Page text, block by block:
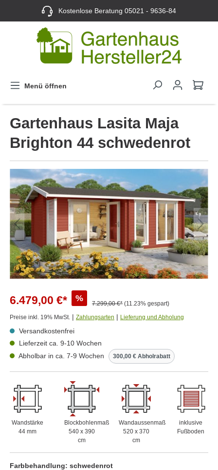
Kostenlose Beratung05021 - 9636-84
Menü öffnen
Gartenhaus Lasita Maja
Brighton 44 schwedenrot
6.479,00 €* %
7.299,00 €* (11.23% gespart)
Preise inkl. 19% MwSt. | Zahlungsarten | Lieferung und Abholung
Versandkostenfrei
Lieferzeit ca. 9-10 Wochen
Abholbar in ca. 7-9 Wochen
300,00 € Abholrabatt
Wandstärke
44 mm
Blockbohlenmaß
540 x 390
cm
Wandaussenmaß
520 x 370
cm
inklusive
Fußboden
Farbbehandlung: schwedenrot